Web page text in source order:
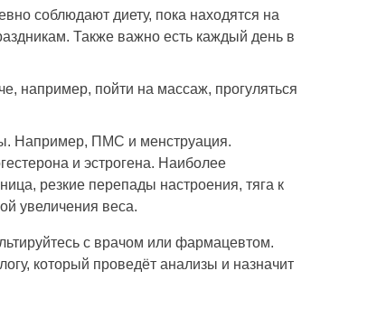
соблюдают диету, пока находятся на
Также важно есть каждый день в
например, пойти на массаж, прогуляться
Например, ПМС и менструация.
и эстрогена. Наиболее
резкие перепады настроения, тяга к
увеличения веса.
с врачом или фармацевтом.
который проведёт анализы и назначит